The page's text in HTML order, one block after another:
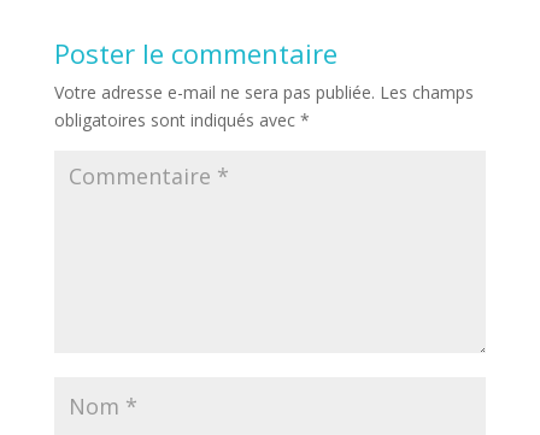
Poster le commentaire
Votre adresse e-mail ne sera pas publiée. Les champs
obligatoires sont indiqués avec *